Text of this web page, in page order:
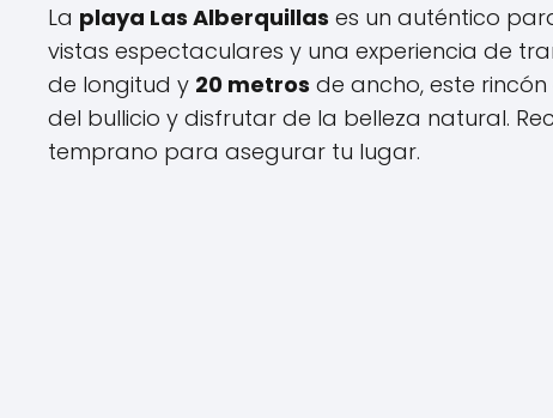
La playa Las Alberquillas es un auténtico
vistas espectaculares y una experiencia de
de longitud y 20 metros de ancho, este
del bullicio y disfrutar de la belleza natural.
temprano para asegurar tu lugar.